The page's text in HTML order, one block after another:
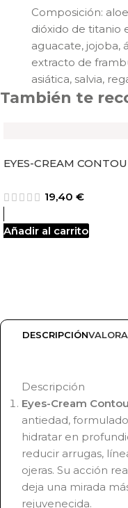
Composición:
dióxido de titanio
aguacate, jojoba,
extracto de
asiática, salvia,
También te
EYES-CREAM
19,40 €
Añadir al carrito
DESCRIPCIÓN
Descripción
Eyes-Cream
antiedad,
hidratar en
reducir arrugas,
ojeras. Su acción
deja una mirada
rejuvenecida.